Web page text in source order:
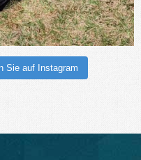
Sie auf Instagram